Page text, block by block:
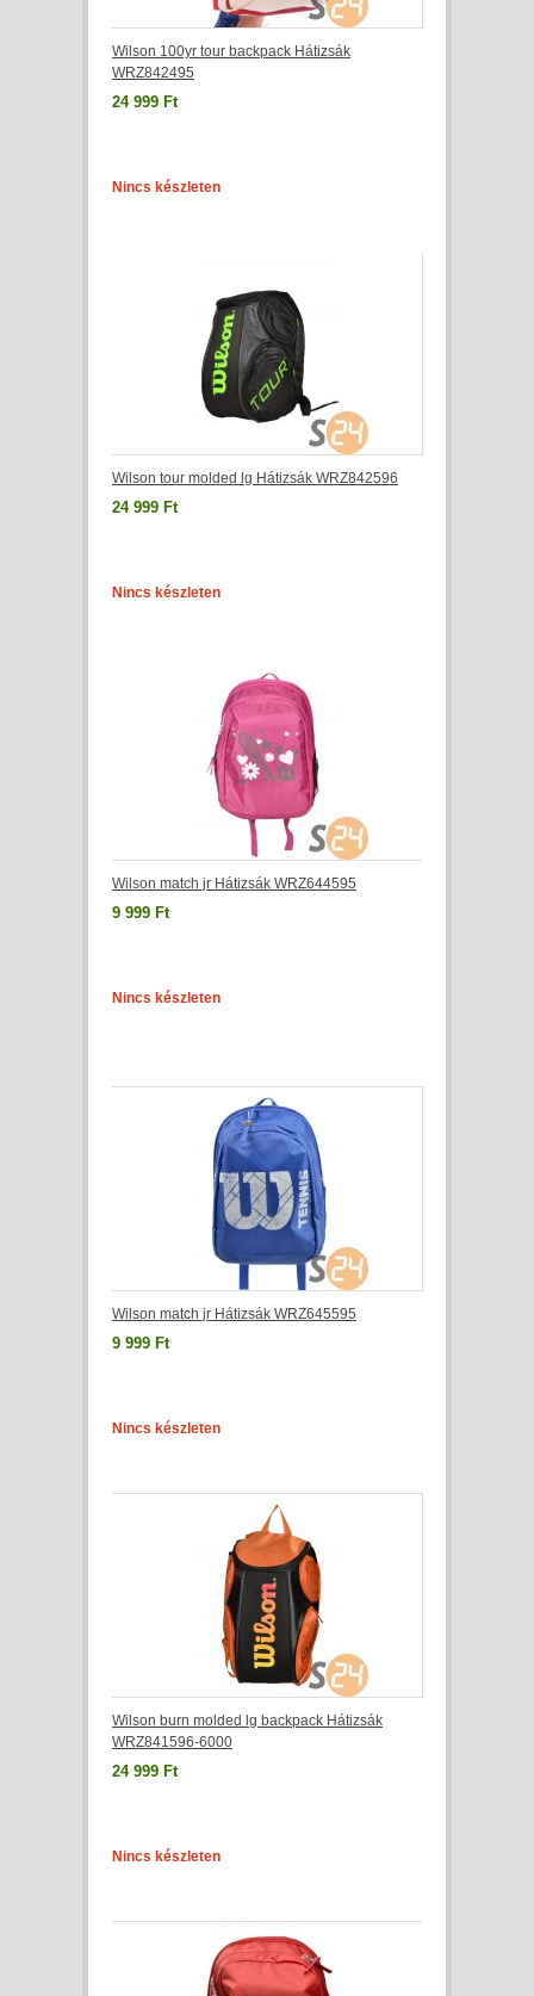
Wilson 100yr tour backpack Hátizsák
WRZ842495
24 999 Ft
Nincs készleten
Wilson tour molded lg Hátizsák WRZ842596
24 999 Ft
Nincs készleten
Wilson match jr Hátizsák WRZ644595
9 999 Ft
Nincs készleten
Wilson match jr Hátizsák WRZ645595
9 999 Ft
Nincs készleten
Wilson burn molded lg backpack Hátizsák
WRZ841596-6000
24 999 Ft
Nincs készleten